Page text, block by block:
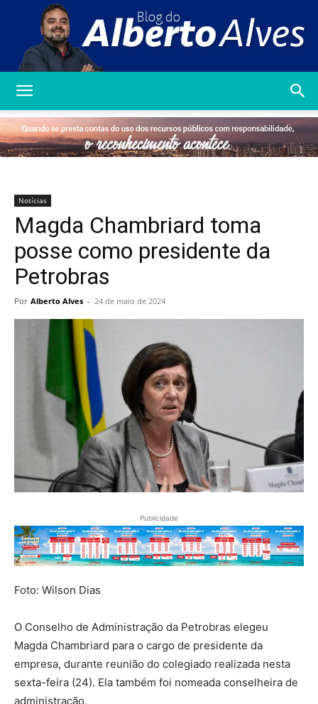
Alberto
Notícias
Magda Chambriard toma
posse como presidente da
Petrobras
Por Alberto Alves - 24 de maio de 2024
Publicidade
Foto: Wilson Dias
O Conselho de Administração da Petrobras elegeu
Magda Chambriard para o cargo de presidente da
empresa, durante reunião do colegiado realizada nesta
sexta-feira (24). Ela também foi nomeada conselheira de
administração.